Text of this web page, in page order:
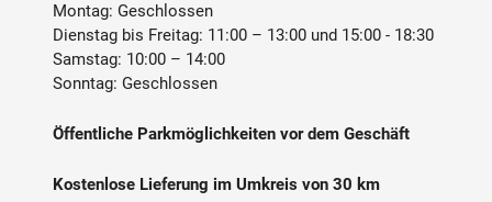
Montag: Geschlossen
Dienstag bis Freitag: 11:00 – 13:00 und 15:00 - 18:30
Samstag: 10:00 – 14:00
Sonntag: Geschlossen
Öffentliche Parkmöglichkeiten vor dem Geschäft
Kostenlose Lieferung im Umkreis von 30 km